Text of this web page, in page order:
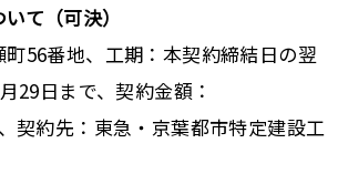
て（可決）
56番地、工期：本契約締結日の翌
29日まで、契約金額：
契約先：東急・京葉都市特定建設工